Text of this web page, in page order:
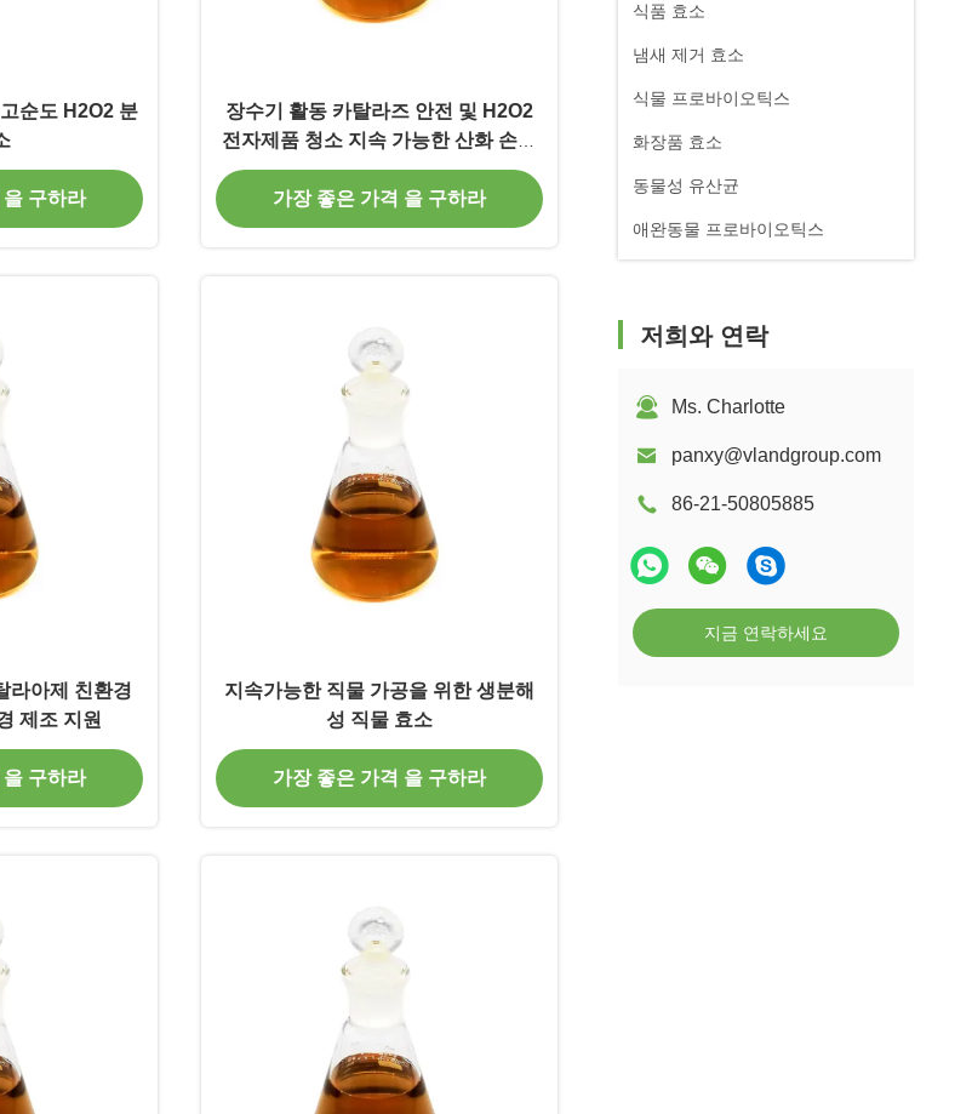
식품 효소
냄새 제거 효소
식물 프로바이오틱스
화장품 효소
동물성 유산균
애완동물 프로바이오틱스
저희와 연락
Ms. Charlotte
panxy@vlandgroup.com
86-21-50805885
지금 연락하세요
순도 H2O2 분
구하라
장수기 활동 카탈라즈 안전 및 H2O2
전자제품 청소 지속 가능한 산화 손상
예방을 제공하는
가장 좋은 가격 을 구하라
라아제 친환경
제조 지원
구하라
지속가능한 직물 가공을 위한 생분해
성 직물 효소
가장 좋은 가격 을 구하라